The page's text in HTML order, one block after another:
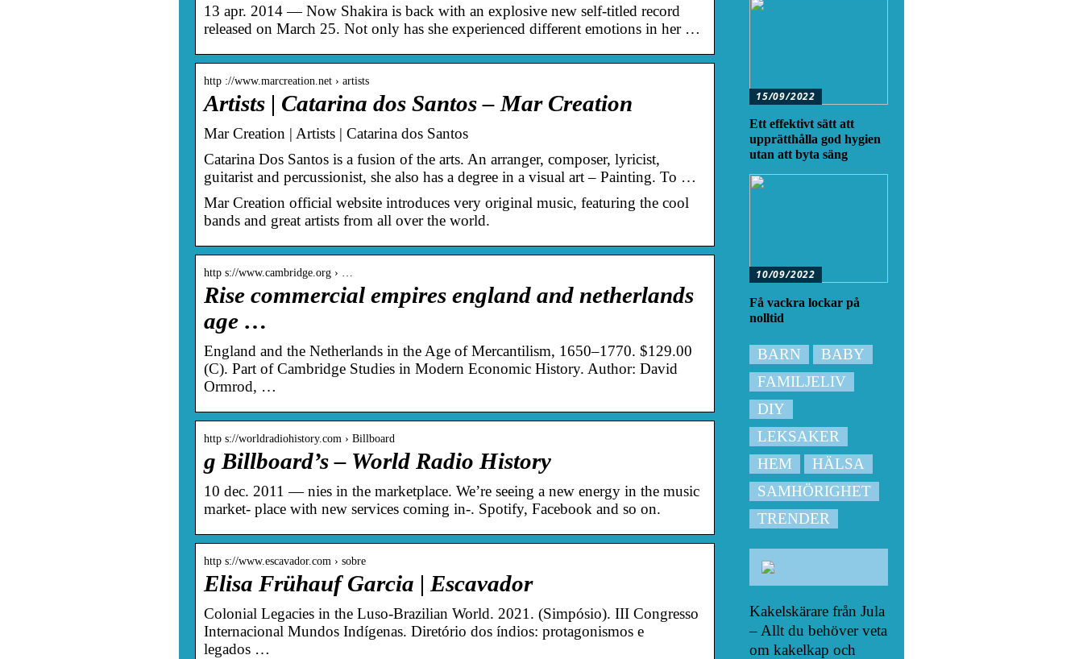
13 apr. 2014 — Now Shakira is back with an explosive new self-titled record
released on March 25. Not only has she experienced different emotions in her …
http ://www.marcreation.net › artists
Artists | Catarina dos Santos – Mar Creation
Mar Creation | Artists | Catarina dos Santos
Catarina Dos Santos is a fusion of the arts. An arranger, composer, lyricist,
guitarist and percussionist, she also has a degree in a visual art – Painting. To …
Mar Creation official website introduces very original music, featuring the cool
bands and great artists from all over the world.
http s://www.cambridge.org › …
Rise commercial empires england and netherlands
age …
England and the Netherlands in the Age of Mercantilism, 1650–1770. $129.00
(C). Part of Cambridge Studies in Modern Economic History. Author: David
Ormrod, …
http s://worldradiohistory.com › Billboard
g Billboard’s – World Radio History
10 dec. 2011 — nies in the marketplace. We’re seeing a new energy in the music
market- place with new services coming in-. Spotify, Facebook and so on.
http s://www.escavador.com › sobre
Elisa Frühauf Garcia | Escavador
Colonial Legacies in the Luso-Brazilian World. 2021. (Simpósio). III Congresso
Internacional Mundos Indígenas. Diretório dos índios: protagonismos e
legados …
15/09/2022
Ett effektivt sätt att
upprätthålla god hygien
utan att byta säng
10/09/2022
Få vackra lockar på
nolltid
BARN
BABY
FAMILJELIV
DIY
LEKSAKER
HEM
HÄLSA
SAMHÖRIGHET
TRENDER
Kakelskärare från Jula
– Allt du behöver veta
om kakelkap och